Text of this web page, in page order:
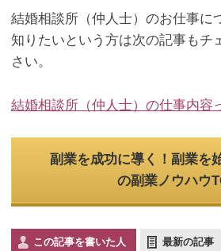
結婚相談所（仲人士）のお仕事に
知りたいという方は次の記事もチ
さい。
結婚相談所（仲人士）の仕事内容
副業を成功に導く！副業を
の副業ノウハウ
この記事を書いた人 最新の記事